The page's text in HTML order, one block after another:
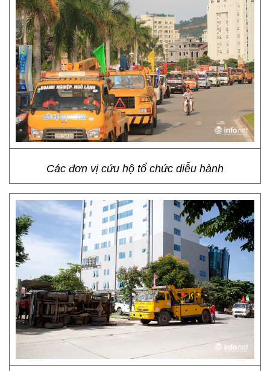
Các đơn vị cứu hộ tổ chức diễu hành